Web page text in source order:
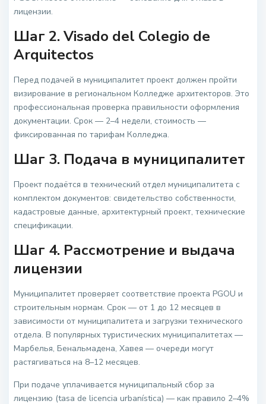
лицензии.
Шаг 2. Visado del Colegio de
Arquitectos
Перед подачей в муниципалитет проект должен пройти
визирование в региональном Колледже архитекторов. Это
профессиональная проверка правильности оформления
документации. Срок — 2–4 недели, стоимость —
фиксированная по тарифам Колледжа.
Шаг 3. Подача в муниципалитет
Проект подаётся в технический отдел муниципалитета с
комплектом документов: свидетельство собственности,
кадастровые данные, архитектурный проект, технические
спецификации.
Шаг 4. Рассмотрение и выдача
лицензии
Муниципалитет проверяет соответствие проекта PGOU и
строительным нормам. Срок — от 1 до 12 месяцев в
зависимости от муниципалитета и загрузки технического
отдела. В популярных туристических муниципалитетах —
Марбелья, Бенальмадена, Хавея — очереди могут
растягиваться на 8–12 месяцев.
При подаче уплачивается муниципальный сбор за
лицензию (tasa de licencia urbanística) — как правило 2–4%